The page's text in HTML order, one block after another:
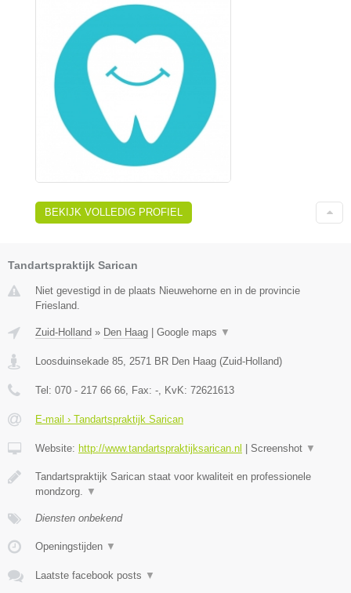
BEKIJK VOLLEDIG PROFIEL
Tandartspraktijk Sarican
Niet gevestigd in de plaats Nieuwehorne en in de provincie
Friesland.
Zuid-Holland » Den Haag Google maps ▼
Loosduinsekade 85, 2571 BR Den Haag (Zuid-Holland)
Tel: 070 - 217 66 66, Fax: -, KvK: 72621613
E-mail › Tandartspraktijk Sarican
Website: http://www.tandartspraktijksarican.nl Screenshot ▼
Tandartspraktijk Sarican staat voor kwaliteit en professionele
mondzorg. ▼
Diensten onbekend
Openingstijden ▼
Laatste facebook posts ▼